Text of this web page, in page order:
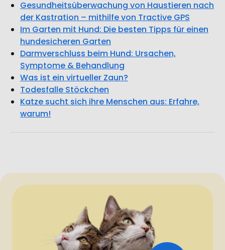
hundesicheren Garten
Darmverschluss beim Hund: Ursachen,
Symptome & Behandlung
Was ist ein virtueller Zaun?
Todesfalle Stöckchen
Katze sucht sich ihre Menschen aus: Erfahre,
warum!